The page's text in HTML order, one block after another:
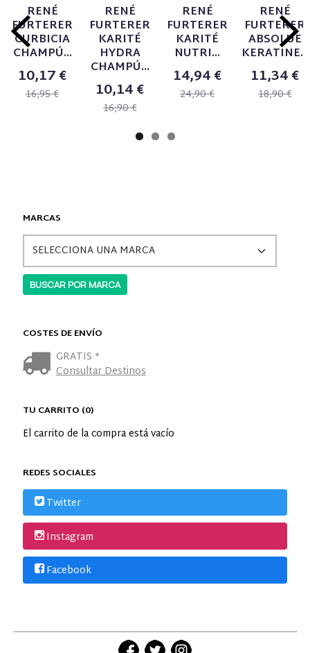
MARCAS
COSTES DE ENVÍO
GRATIS *
Consultar Destinos
TU CARRITO (0)
El carrito de la compra está vacío
REDES SOCIALES
Twitter
Instagram
Facebook
RENÉ
FURTERER
CURBICIA
CHAMPÚ...
10,17 €
16,95 €
RENÉ
FURTERER
KARITÉ
HYDRA
CHAMPÚ...
10,14 €
16,90 €
RENÉ
FURTERER
KARITÉ
NUTRI...
14,94 €
24,90 €
RENÉ
FURTERER
ABSOLUE
KERATINE...
11,34 €
18,90 €